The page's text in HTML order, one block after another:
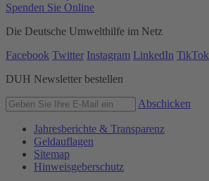
Spenden Sie Online
Die Deutsche Umwelthilfe im Netz
Facebook Twitter Instagram LinkedIn TikTok
DUH Newsletter bestellen
Abschicken
Jahresberichte & Transparenz
Geldauflagen
Sitemap
Hinweisgeberschutz